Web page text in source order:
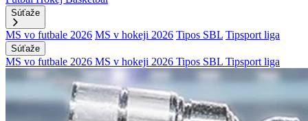
Súťaže
MS vo futbale 2026 MS v hokeji 2026 Tipos SBL Tipsport liga
Súťaže
MS vo futbale 2026 MS v hokeji 2026 Tipos SBL Tipsport liga